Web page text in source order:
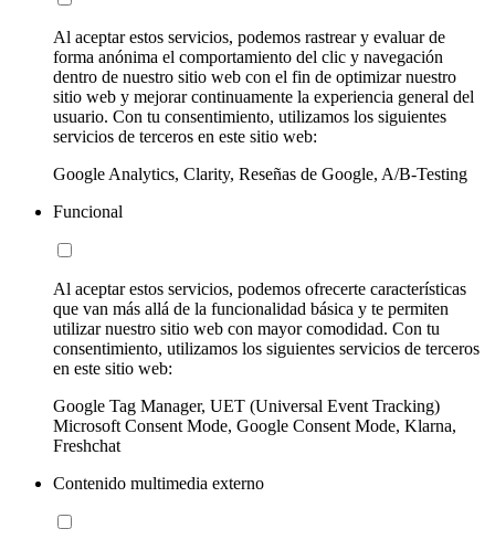
Al aceptar estos servicios, podemos rastrear y evaluar de
forma anónima el comportamiento del clic y navegación
dentro de nuestro sitio web con el fin de optimizar nuestro
sitio web y mejorar continuamente la experiencia general del
usuario. Con tu consentimiento, utilizamos los siguientes
servicios de terceros en este sitio web:
Google Analytics, Clarity, Reseñas de Google, A/B-Testing
Funcional
Al aceptar estos servicios, podemos ofrecerte características
que van más allá de la funcionalidad básica y te permiten
utilizar nuestro sitio web con mayor comodidad. Con tu
consentimiento, utilizamos los siguientes servicios de terceros
en este sitio web:
Google Tag Manager, UET (Universal Event Tracking)
Microsoft Consent Mode, Google Consent Mode, Klarna,
Freshchat
Contenido multimedia externo